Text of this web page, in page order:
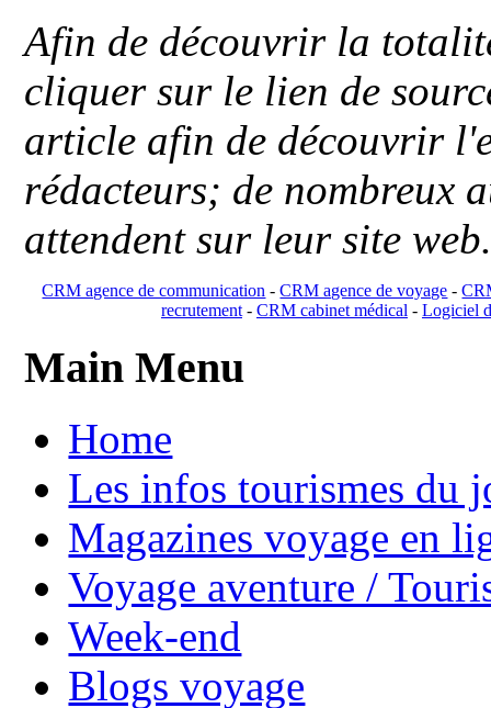
Afin de découvrir la
cliquer sur le lien de
article afin de découvrir
rédacteurs; de nombreux
attendent sur leur site
CRM agence de communication -CRM agence de voyage -
recrutement- CRM cabinet médical- Logiciel
Main Menu
Home
Les infos tourismes du
Magazines voyage en
Voyage aventure /
Week-end
Blogs voyage